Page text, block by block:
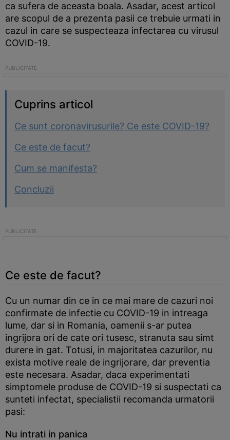
ca sufera de aceasta boala. Asadar, acest articol
are scopul de a prezenta pasii ce trebuie urmati in
cazul in care se suspecteaza infectarea cu virusul
COVID-19.
Cuprins articol
Ce sunt coronavirusurile? Ce este COVID-19?
Ce este de facut?
Cum se manifesta?
Concluzii
Ce este de facut?
Cu un numar din ce in ce mai mare de cazuri noi
confirmate de infectie cu COVID-19 in intreaga
lume, dar si in Romania, oamenii s-ar putea
ingrijora ori de cate ori tusesc, stranuta sau simt
durere in gat. Totusi, in majoritatea cazurilor, nu
exista motive reale de ingrijorare, dar preventia
este necesara. Asadar, daca experimentati
simptomele produse de COVID-19 si suspectati ca
sunteti infectat, specialistii recomanda urmatorii
pasi:
Nu intrati in panica